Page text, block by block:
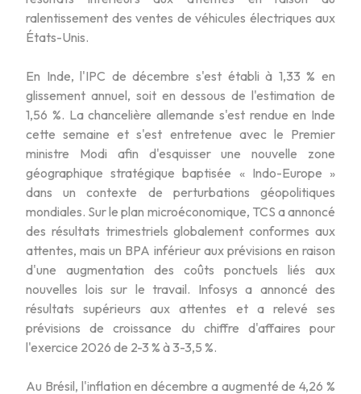
ralentissement des ventes de véhicules électriques aux
États-Unis.
En Inde, l'IPC de décembre s'est établi à 1,33 % en
glissement annuel, soit en dessous de l'estimation de
1,56 %. La chancelière allemande s'est rendue en Inde
cette semaine et s'est entretenue avec le Premier
ministre Modi afin d'esquisser une nouvelle zone
géographique stratégique baptisée « Indo-Europe »
dans un contexte de perturbations géopolitiques
mondiales. Sur le plan microéconomique, TCS a annoncé
des résultats trimestriels globalement conformes aux
attentes, mais un BPA inférieur aux prévisions en raison
d'une augmentation des coûts ponctuels liés aux
nouvelles lois sur le travail. Infosys a annoncé des
résultats supérieurs aux attentes et a relevé ses
prévisions de croissance du chiffre d'affaires pour
l'exercice 2026 de 2-3 % à 3-3,5 %.
Au Brésil, l'inflation en décembre a augmenté de 4,26 %